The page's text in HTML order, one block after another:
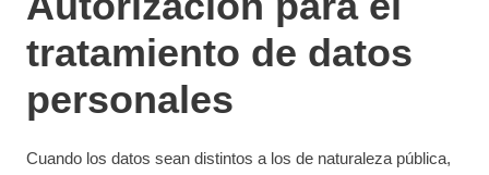
tratamiento de datos
personales
Cuando los datos sean distintos a los de naturaleza pública,